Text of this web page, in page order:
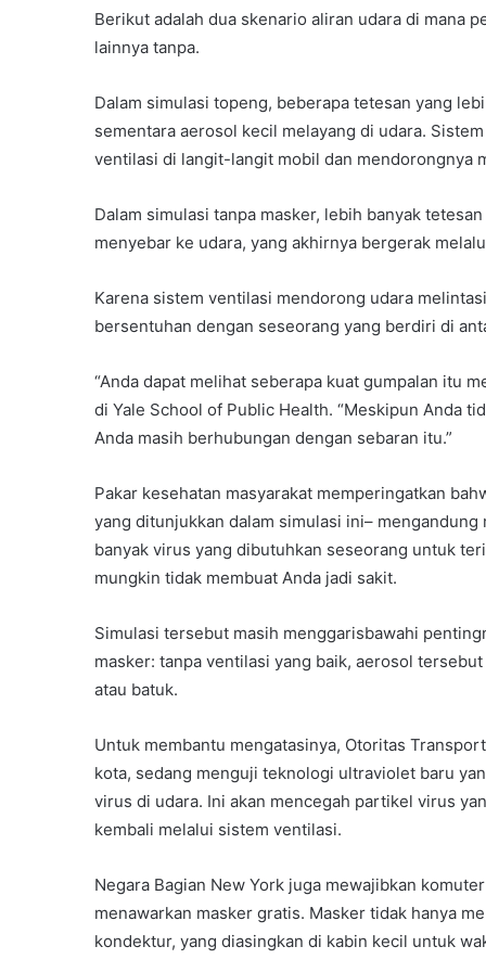
Berikut adalah dua skenario aliran udara di mana
lainnya tanpa.
Dalam simulasi topeng, beberapa tetesan yang
sementara aerosol kecil melayang di udara.
ventilasi di langit-langit mobil dan mendorongnya
Dalam simulasi tanpa masker, lebih banyak
menyebar ke udara, yang akhirnya bergerak
Karena sistem ventilasi mendorong udara
bersentuhan dengan seseorang yang berdiri di
“Anda dapat melihat seberapa kuat gumpalan itu
di Yale School of Public Health. “Meskipun Anda
Anda masih berhubungan dengan sebaran itu.”
Pakar kesehatan masyarakat memperingatkan
yang ditunjukkan dalam simulasi ini–
banyak virus yang dibutuhkan seseorang untuk
mungkin tidak membuat Anda jadi sakit.
Simulasi tersebut masih menggarisbawahi
masker: tanpa ventilasi yang baik, aerosol
atau batuk.
Untuk membantu mengatasinya, Otoritas
kota, sedang menguji teknologi ultraviolet baru
virus di udara. Ini akan mencegah partikel virus
kembali melalui sistem ventilasi.
Negara Bagian New York juga mewajibkan
menawarkan masker gratis. Masker tidak hanya
kondektur, yang diasingkan di kabin kecil untuk